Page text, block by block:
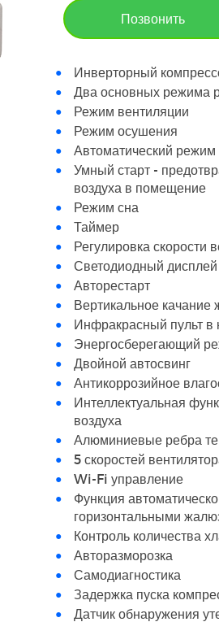
Позвонить
Инверторный
Два основных режима
Режим вентиляции
Режим осушения
Автоматический режим
Умный старт -
воздуха в помещение
Режим сна
Таймер
Регулировка скорости
Светодиодный дисплей
Авторестарт
Вертикальное качание
Инфракрасный пульт в
Энергосберегающий
Двойной автосвинг
Антикоррозийное
Интеллектуальная
воздуха
Алюминиевые ребра
5 скоростей
Wi-Fi управление
Функция
горизонтальными
Контроль количества
Авторазморозка
Самодиагностика
Задержка пуска
Датчик обнаружения